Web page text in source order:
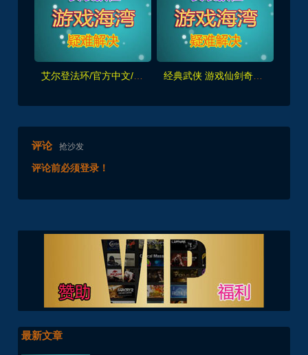
艾尔登法环/官方中文/[更新]1.0.21完美学习版 经典武侠 游戏仙剑奇侠传七 最新发布
评论 抢沙发
评论前必须登录！
最新文章